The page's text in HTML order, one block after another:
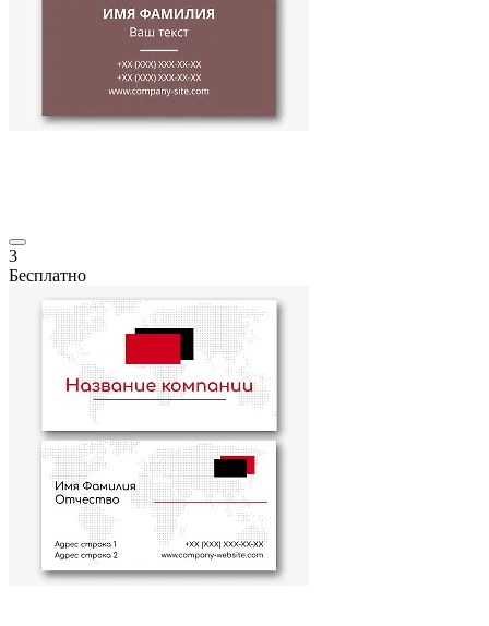
3
Бесплатно